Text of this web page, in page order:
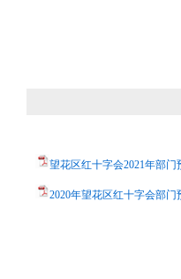
望花区红十字会2021年部门
2020年望花区红十字会部